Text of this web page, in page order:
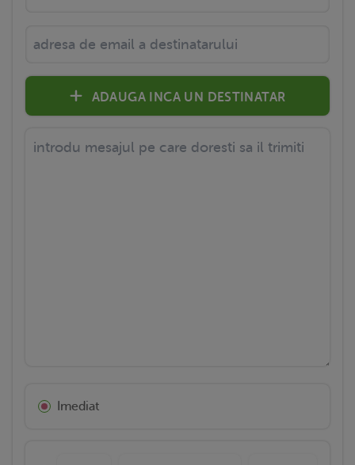
ADAUGA INCA UN DESTINATAR
Imediat